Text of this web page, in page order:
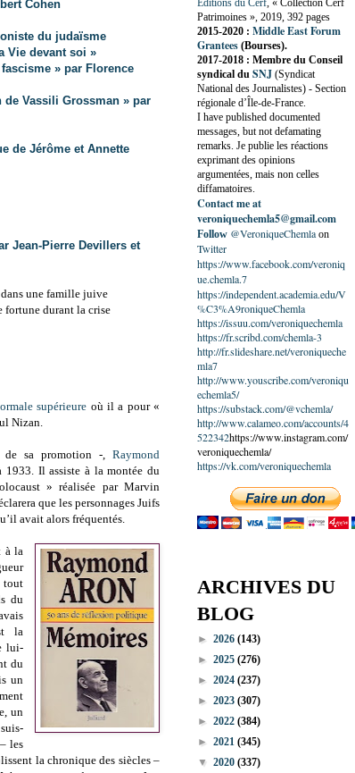
Cohen
du judaïsme
Vie devant soi »
» par Florence
Vassili Grossman » par
de Jérôme et Annette
Jean-Pierre Devillers et
une famille juive
fortune durant la crise
supérieure où il a pour «
Nizan.
sa promotion -, Raymond
Il assiste à la montée du
» réalisée par Marvin
que les personnages Juifs
avait alors fréquentés.
à la
tout
du
la
lui-
du
un
un
les
la chronique des siècles –
Editions du Cerf, « Collection Cerf
Patrimoines », 2019, 392 pages
2015-2020 : Middle East Forum
Grantees (Bourses).
2017-2018 : Membre du Conseil
syndical du SNJ (Syndicat
National des Journalistes) - Section
régionale d’Île-de-France.
I have published documented
messages, but not defamating
remarks. Je publie les réactions
exprimant des opinions
argumentées, mais non celles
diffamatoires.
Contact me at
veroniquechemla5@gmail.com
Follow @VeroniqueChemlaon
Twitter
https://www.facebook.com/veroniq
ue.chemla.7
https://independent.academia.edu/V
%C3%A9roniqueChemla
https://issuu.com/veroniquechemla
https://fr.scribd.com/chemla-3
http://fr.slideshare.net/veroniqueche
mla7
http://www.youscribe.com/veroniqu
echemla5/
https://substack.com/@vchemla/
http://www.calameo.com/accounts/4
522342https://www.instagram.com/
veroniquechemla/
https://vk.com/veroniquechemla
ARCHIVES DU
BLOG
► 2026 (143)
► 2025 (276)
► 2024 (237)
► 2023 (307)
► 2022 (384)
► 2021 (345)
▼ 2020 (337)